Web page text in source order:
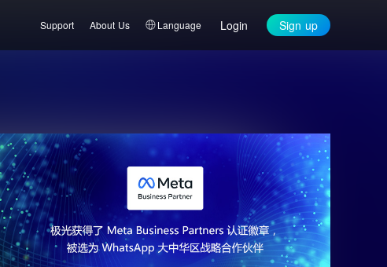
Support About Us Language Login Sign up